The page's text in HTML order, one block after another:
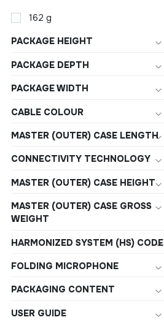
162 g
PACKAGE HEIGHT
PACKAGE DEPTH
PACKAGE WIDTH
CABLE COLOUR
MASTER (OUTER) CASE LENGTH
CONNECTIVITY TECHNOLOGY
MASTER (OUTER) CASE HEIGHT
MASTER (OUTER) CASE GROSS
WEIGHT
HARMONIZED SYSTEM (HS) CODE
FOLDING MICROPHONE
PACKAGING CONTENT
USER GUIDE